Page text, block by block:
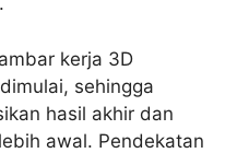
kerja 3D
sehingga
hasil akhir dan
awal. Pendekatan